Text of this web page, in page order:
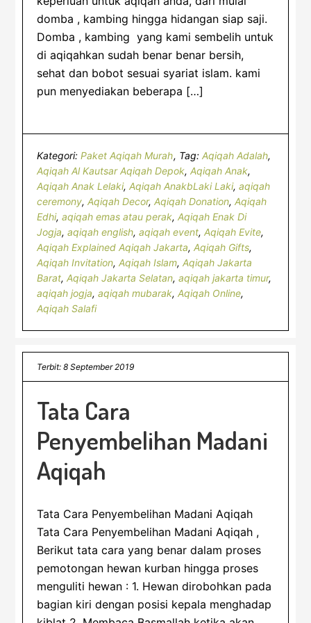
domba , kambing hingga hidangan siap saji.
Domba , kambing yang kami sembelih untuk
di aqiqahkan sudah benar benar bersih,
sehat dan bobot sesuai syariat islam. kami
pun menyediakan beberapa […]
Kategori:Paket Aqiqah Murah Tag:Aqiqah Adalah,
Aqiqah Al Kautsar Aqiqah Depok,Aqiqah Anak,
Aqiqah Anak Lelaki,Aqiqah AnakbLaki Laki,aqiqah
ceremony,Aqiqah Decor,Aqiqah Donation,Aqiqah
Edhi,aqiqah emas atau perak,Aqiqah Enak Di
Jogja,aqiqah english,aqiqah event,Aqiqah Evite,
Aqiqah Explained Aqiqah Jakarta,Aqiqah Gifts,
Aqiqah Invitation,Aqiqah Islam,Aqiqah Jakarta
Barat,Aqiqah Jakarta Selatan,aqiqah jakarta timur,
aqiqah jogja,aqiqah mubarak,Aqiqah Online,
Aqiqah Salafi
Terbit: 8 September 2019
Tata Cara
Penyembelihan Madani
Aqiqah
Tata Cara Penyembelihan Madani Aqiqah
Tata Cara Penyembelihan Madani Aqiqah ,
Berikut tata cara yang benar dalam proses
pemotongan hewan kurban hingga proses
menguliti hewan : 1. Hewan dirobohkan pada
bagian kiri dengan posisi kepala menghadap